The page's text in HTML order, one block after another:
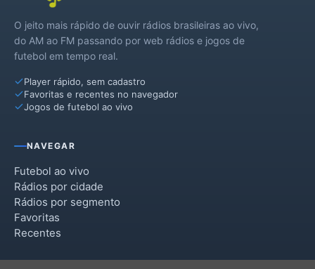
O jeito mais rápido de ouvir rádios brasileiras ao vivo,
do AM ao FM passando por web rádios e jogos de
futebol em tempo real.
Player rápido, sem cadastro
Favoritas e recentes no navegador
Jogos de futebol ao vivo
NAVEGAR
Futebol ao vivo
Rádios por cidade
Rádios por segmento
Favoritas
Recentes